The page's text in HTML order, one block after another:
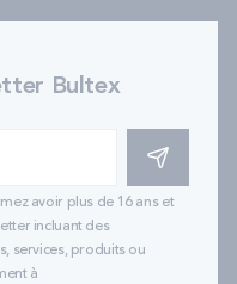
Bultex
S'INSCRIRE
avoir plus de 16 ans et
incluant des
services, produits ou
à